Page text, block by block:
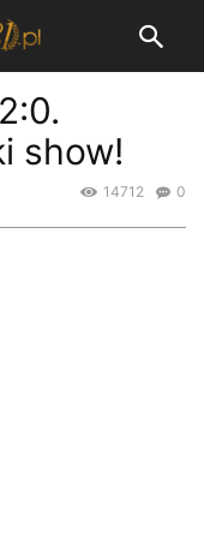
show!
0
14712